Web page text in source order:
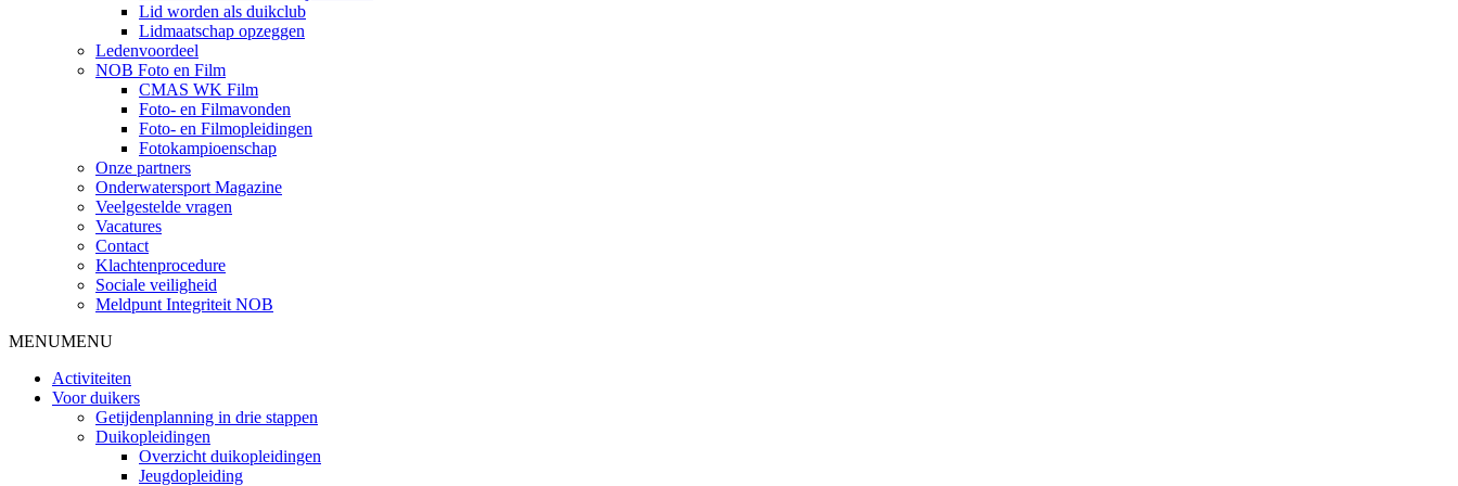
Lid worden als duikclub
Lidmaatschap opzeggen
Ledenvoordeel
NOB Foto en Film
CMAS WK Film
Foto- en Filmavonden
Foto- en Filmopleidingen
Fotokampioenschap
Onze partners
Onderwatersport Magazine
Veelgestelde vragen
Vacatures
Contact
Klachtenprocedure
Sociale veiligheid
Meldpunt Integriteit NOB
MENUMENU
Activiteiten
Voor duikers
Getijdenplanning in drie stappen
Duikopleidingen
Overzicht duikopleidingen
Jeugdopleiding